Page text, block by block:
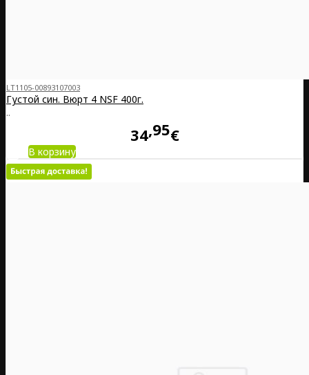
LT1105-00893107003
Густой син. Вюрт 4 NSF 400г.
..
34 95€
В корзину